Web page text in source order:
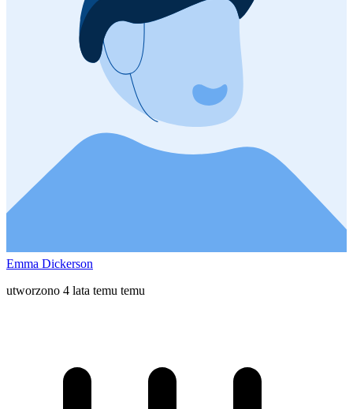
Emma Dickerson
utworzono 4 lata temu temu